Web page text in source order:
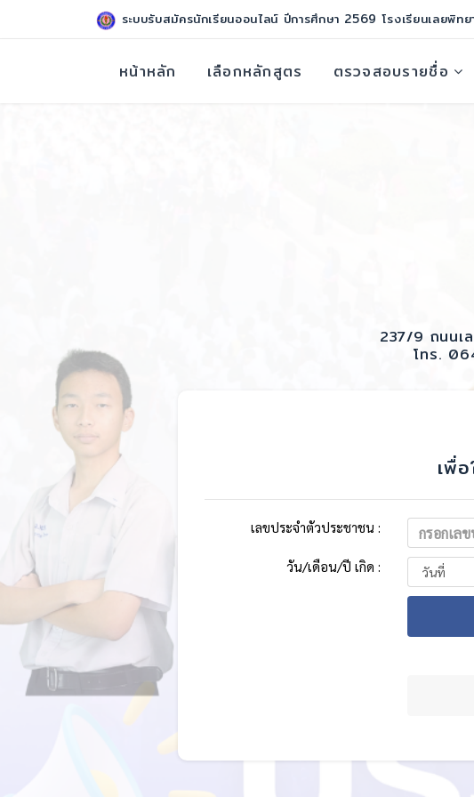
ระบบรับสมัครนักเรียนออนไลน์ ปีการศึกษา 2569 โรงเรียนเลยพิทย
หน้าหลัก เลือกหลักสูตร ตรวจสอบรายชื่อ
237/9 ถนนเ
โทร.
เพื่
เลขประจำตัวประชาชน :
วัน/เดือน/ปี เกิด :